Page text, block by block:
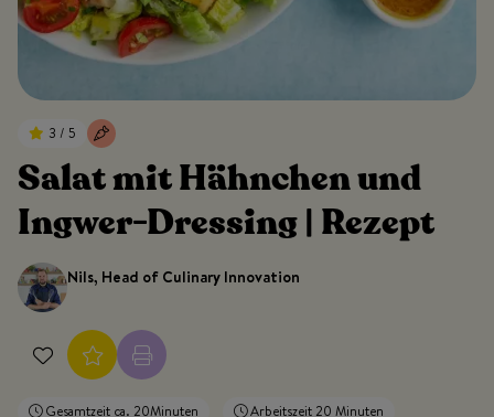
3 / 5
Salat mit Hähnchen und
Ingwer-Dressing | Rezept
Nils, Head of Culinary Innovation
Gesamtzeit ca. 20Minuten
Arbeitszeit 20 Minuten